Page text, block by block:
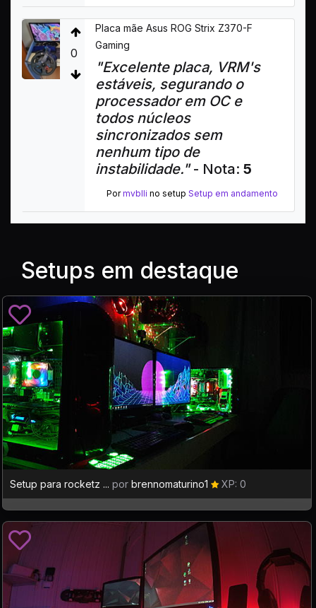
0
Placa mãe Asus ROG Strix Z370-F
Gaming
"Excelente placa, VRM's
estáveis, segurando o
processador em OC e
todos núcleos
sincronizados sem
nenhum tipo de
instabilidade."- Nota: 5
Pormvblli no setup Setup em andamento
Setups em destaque
Setup para rocketz ... por brennomaturino1 XP: 0